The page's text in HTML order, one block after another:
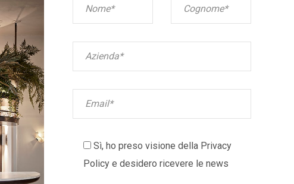
Sì, ho preso visione della Privacy
Policy e desidero ricevere le news